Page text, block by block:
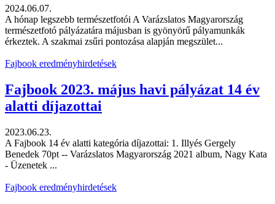
2024.06.07.
A hónap legszebb természetfotói A Varázslatos Magyarország
természetfotó pályázatára májusban is gyönyörű pályamunkák
érkeztek. A szakmai zsűri pontozása alapján megszület...
Fajbook eredményhirdetések
Fajbook 2023. május havi pályázat 14 év
alatti díjazottai
2023.06.23.
A Fajbook 14 év alatti kategória díjazottai: 1. Illyés Gergely
Benedek 70pt -- Varázslatos Magyarország 2021 album, Nagy Kata
- Üzenetek ...
Fajbook eredményhirdetések